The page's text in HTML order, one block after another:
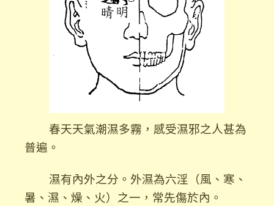
春天天氣潮濕多霧，感受濕邪之人甚為
普遍。
濕有內外之分。外濕為六淫（風、寒、
暑、濕、燥、火）之一，常先傷於內。